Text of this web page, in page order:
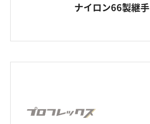
ナイロン66製継手